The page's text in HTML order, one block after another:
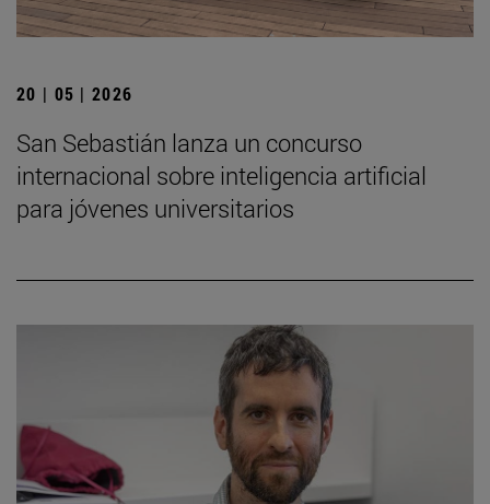
20 | 05 | 2026
San Sebastián lanza un concurso
internacional sobre inteligencia artificial
para jóvenes universitarios